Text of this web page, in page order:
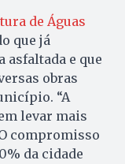
de Águas
que já
asfaltada e que
obras
“A
levar mais
compromisso
da cidade